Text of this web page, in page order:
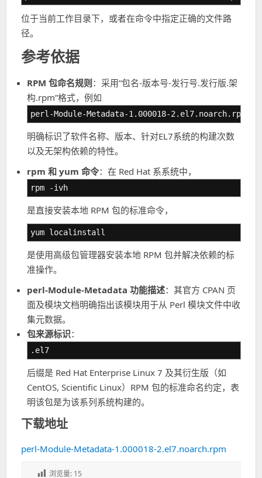
位于当前工作目录下，或者在命令中指定正确的文件路
径。
参考依据
RPM 包命名规则 ：采用“包名-版本号-发行号.发行版.架
构.rpm”格式，例如
perl-Module-Metadata-1.000018-2.el7.noarch.rpm
明确标识了软件名称、版本、针对EL7系统的构建次数
以及无架构依赖的特性。
rpm 和 yum 命令：在 Red Hat 系系统中，
rpm -ivh
是直接安装本地 RPM 包的标准命令，
yum localinstall
是使用高级包管理器安装本地 RPM 包并解决依赖的标
准操作。
perl-Module-Metadata 功能描述：其官方 CPAN 页
面及模块文档明确指出该模块用于从 Perl 模块文件中收
集元数据。
包来源标识：
.el7
后缀是 Red Hat Enterprise Linux 7 及其衍生版（如
CentOS, Scientific Linux）RPM 包的标准命名约定，表
明该包是为该系列系统构建的。
下载地址
perl-Module-Metadata-1.000018-2.el7.noarch.rpm
浏览量: 15